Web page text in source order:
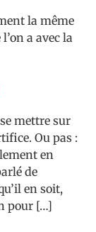
la même
a avec la
mettre sur
Ou pas :
en
de
en soit,
pour […]